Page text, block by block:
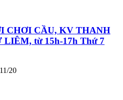
CHƠI CẦU, KV THANH
từ 15h-17h Thứ 7
20